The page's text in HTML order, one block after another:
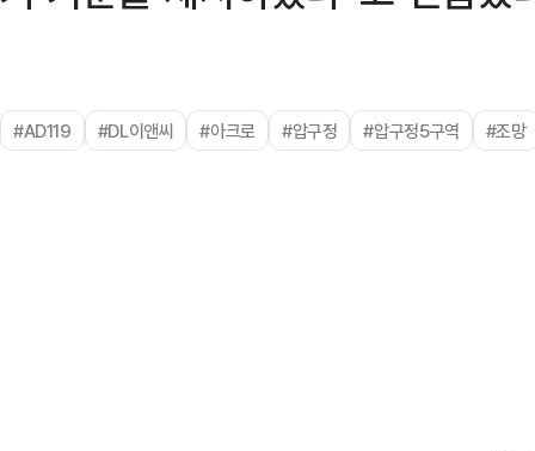
#AD119 #DL이앤씨 #아크로 #압구정 #압구정5구역 #조망